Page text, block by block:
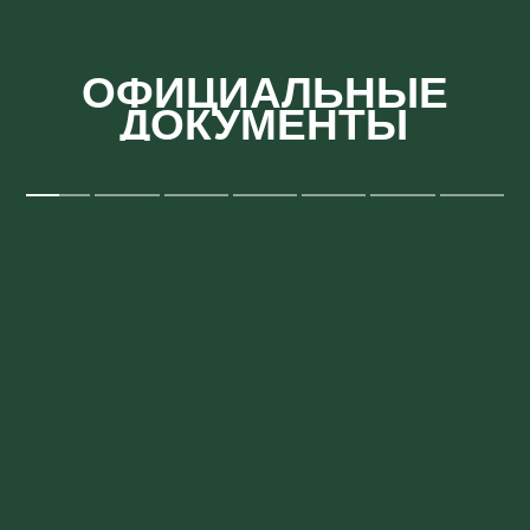
ДОКУМЕНТЫ
ОФИЦИАЛЬНЫЕ